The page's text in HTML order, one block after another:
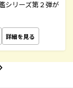
シリーズ第２弾が
詳細を見る